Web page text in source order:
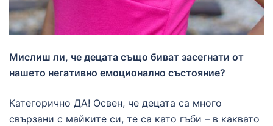
Мислиш ли, че децата също биват засегнати от
нашето негативно емоционално състояние?
Категорично ДА! Освен, че децата са много
свързани с майките си, те са като гъби – в каквато